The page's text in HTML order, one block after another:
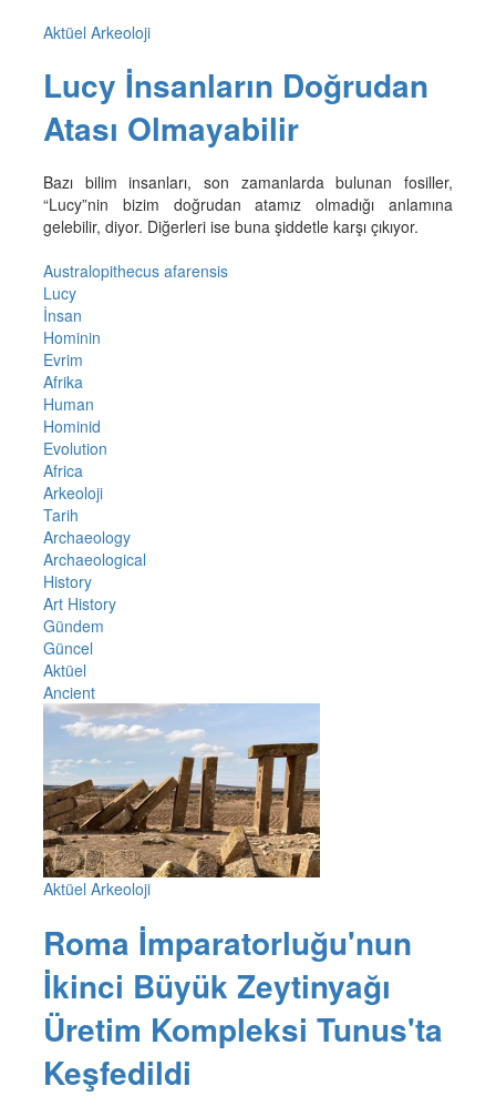
Aktüel Arkeoloji
Lucy İnsanların Doğrudan
Atası Olmayabilir
Bazı bilim insanları, son zamanlarda bulunan fosiller,
“Lucy”nin bizim doğrudan atamız olmadığı anlamına
gelebilir, diyor. Diğerleri ise buna şiddetle karşı çıkıyor.
Australopithecus afarensis
Lucy
İnsan
Hominin
Evrim
Afrika
Human
Hominid
Evolution
Africa
Arkeoloji
Tarih
Archaeology
Archaeological
History
Art History
Gündem
Güncel
Aktüel
Ancient
Aktüel Arkeoloji
Roma İmparatorluğu'nun
İkinci Büyük Zeytinyağı
Üretim Kompleksi Tunus'ta
Keşfedildi